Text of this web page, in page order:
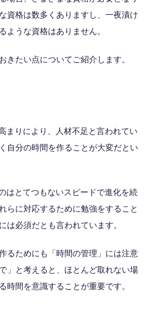
資格は数多くありますし、一夜漬け
ような資格はありません。
きたい点についてご紹介します。
まりにより、人材不足と言われてい
自分の時間を作ることが大変だとい
はとてつもないスピードで進化を続
らに対応するために勉強をすること
は必須だとも言われています。
るためにも「時間の管理」には注意
」と考えると、ほとんど取れない場
時間を意識することが重要です。